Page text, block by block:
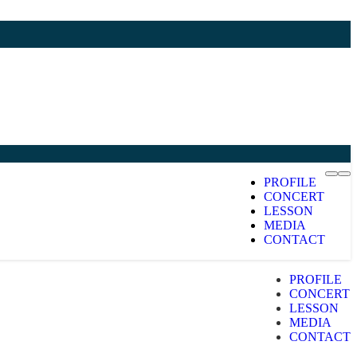
PROFILE
CONCERT
LESSON
MEDIA
CONTACT
PROFILE
CONCERT
LESSON
MEDIA
CONTACT